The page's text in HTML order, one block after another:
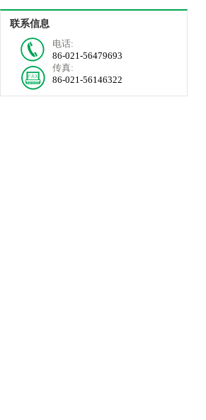
联系信息
电话:
86-021-56479693
传真:
86-021-56146322